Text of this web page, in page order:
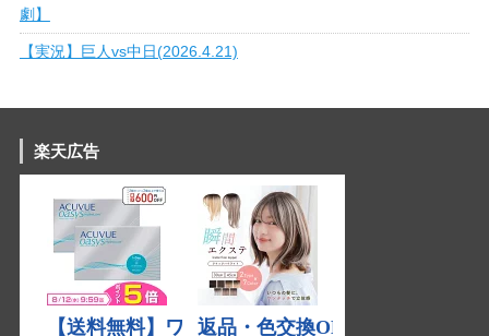
劇】
【実況】巨人vs中日(2026.4.21)
楽天広告